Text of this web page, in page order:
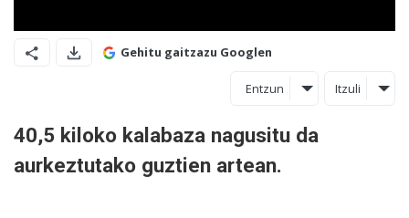
Gehitu gaitzazu Googlen
Entzun Itzuli
40,5 kiloko kalabaza nagusitu da
aurkeztutako guztien artean.